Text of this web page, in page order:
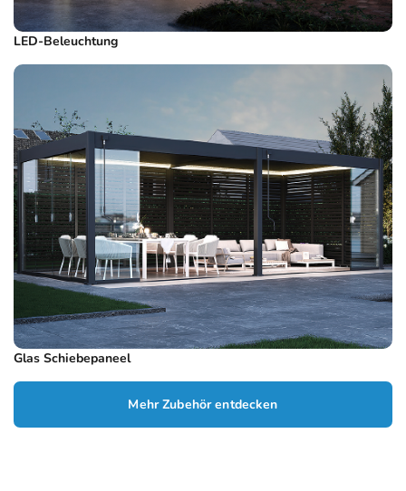
LED-Beleuchtung
Glas Schiebepaneel
Mehr Zubehör entdecken